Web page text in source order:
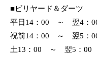
■ビリヤード＆ダーツ
平日14：00 ～ 翌4：
祝前14：00 ～ 翌5：
土13：00 ～ 翌5：00